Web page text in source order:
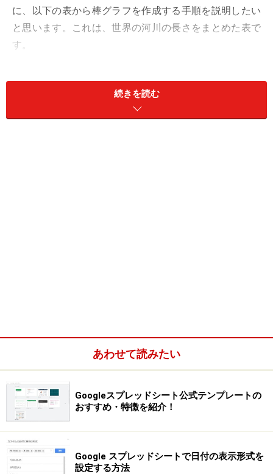
に、以下の表から棒グラフを作成する手順を説明したい
と思います。これは、世界の河川の長さをまとめた表で
す。
1.これは、世界の河川の長さをまとめた表です。この表
から棒グラフを作成するのに10秒もかかりません。
続きを読む
あわせて読みたい
Googleスプレッドシート公式テンプレートの
おすすめ・特徴を紹介！
Google スプレッドシートで日付の表示形式を
設定する方法